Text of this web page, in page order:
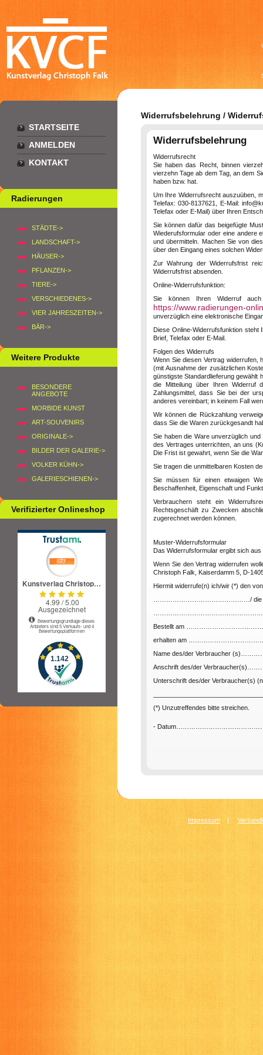
STARTSEITE
ANMELDEN
KONTAKT
Radierungen
STÄDTE->
LANDSCHAFT->
HÄUSER->
PFLANZEN->
TIERE->
VERSCHIEDENES->
VIER JAHRESZEITEN->
BÄR->
Weitere Produkte
BESONDERE
ANGEBOTE
MORBIDE KUNST
ART-SOUVENIRS
ORIGINALE->
BILDER DER GALERIE->
VOLKER KÜHN->
GALERIESCHIENEN->
Verifizierter Onlineshop
Widerrufsbelehrung /
Widerrufsbelehrung
Widerrufsrecht
Sie haben das Recht, binnen
vierzehn Tage ab dem Tag, an dem
haben bzw. hat.
Um Ihre Widerrufsrecht auszuüben,
Telefax: 030-8137621, E-Mail:
Telefax oder E-Mail) über Ihren
Sie können dafür das beigefügte
Wiederufsformular oder eine andere
und übermitteln. Machen Sie von
über den Eingang eines solchen
Zur Wahrung der Widerrufsfrist
Widerrufsfrist absenden.
Online-Widerrufsfunktion:
Sie können Ihren Widerruf
https://www.radierungen-
unverzüglich eine elektronische
Diese Online-Widerrufsfunktion
Brief, Telefax oder E-Mail.
Folgen des Widerrufs
Wenn Sie diesen Vertrag widerrufen,
(mit Ausnahme der zusätzlichen
günstigste Standardlieferung gewählt
die Mitteilung über Ihren Widerruf
Zahlungsmittel, dass Sie bei der
anderes vereinbart; in keinem Fall
Wir können die Rückzahlung
dass Sie die Waren zurückgesandt
Sie haben die Ware unverzüglich
des Vertrages unterrichten, an uns (
Die Frist ist gewahrt, wenn Sie die
Sie tragen die unmittelbaren Kosten
Sie müssen für einen etwaigen
Beschaffenheit, Eigenschaft und
Verbrauchern steht ein
Rechtsgeschäft zu Zwecken
zugerechnet werden können.
Muster-Widerrufsformular
Das Widerrufsformular ergibt sich
Wenn Sie den Vertrag widerrufen
Christoph Falk, Kaiserdamm 5, D-
Hiermit widerrufe(n) ich/wir (*) den
………………………………………/ die
Bestellt am
erhalten am
Name des/der Verbraucher
Anschrift des/der
Unterschrift des/der Verbraucher(s)
(*) Unzutreffendes bitte streichen.
-
Impressum|